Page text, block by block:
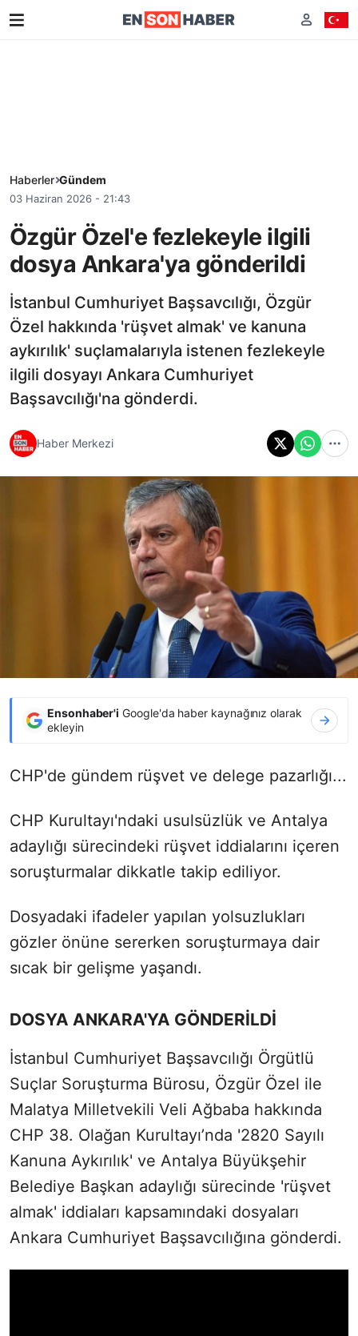
Haberler Gündem
03 Haziran 2026 - 21:43
Özgür Özel'e fezlekeyle ilgili
dosya Ankara'ya gönderildi
İstanbul Cumhuriyet Başsavcılığı, Özgür
Özel hakkında 'rüşvet almak' ve kanuna
aykırılık' suçlamalarıyla istenen fezlekeyle
ilgili dosyayı Ankara Cumhuriyet
Başsavcılığı'na gönderdi.
Haber Merkezi
Ensonhaber'i Google'da haber kaynağınız olarak
ekleyin
CHP'de gündem rüşvet ve delege pazarlığı...
CHP Kurultayı'ndaki usulsüzlük ve Antalya
adaylığı sürecindeki rüşvet iddialarını içeren
soruşturmalar dikkatle takip ediliyor.
Dosyadaki ifadeler yapılan yolsuzlukları
gözler önüne sererken soruşturmaya dair
sıcak bir gelişme yaşandı.
DOSYA ANKARA'YA GÖNDERİLDİ
İstanbul Cumhuriyet Başsavcılığı Örgütlü
Suçlar Soruşturma Bürosu, Özgür Özel ile
Malatya Milletvekili Veli Ağbaba hakkında
CHP 38. Olağan Kurultayı’nda '2820 Sayılı
Kanuna Aykırılık' ve Antalya Büyükşehir
Belediye Başkan adaylığı sürecinde 'rüşvet
almak' iddiaları kapsamındaki dosyaları
Ankara Cumhuriyet Başsavcılığına gönderdi.